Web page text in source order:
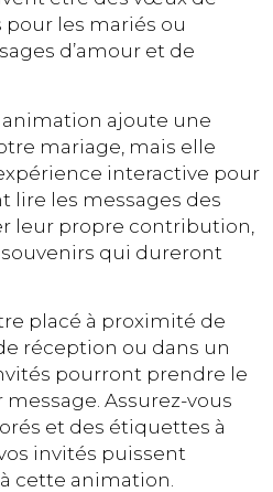
les mariés ou
d’amour et de
ajoute une
mariage, mais elle
interactive pour
lire les messages des
leur propre contribution,
qui dureront
placé à proximité de
réception ou dans un
pourront prendre le
Assurez-vous
et des étiquettes à
invités puissent
cette animation.